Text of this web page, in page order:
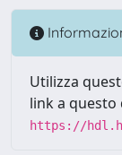
Utilizza
link a
https://